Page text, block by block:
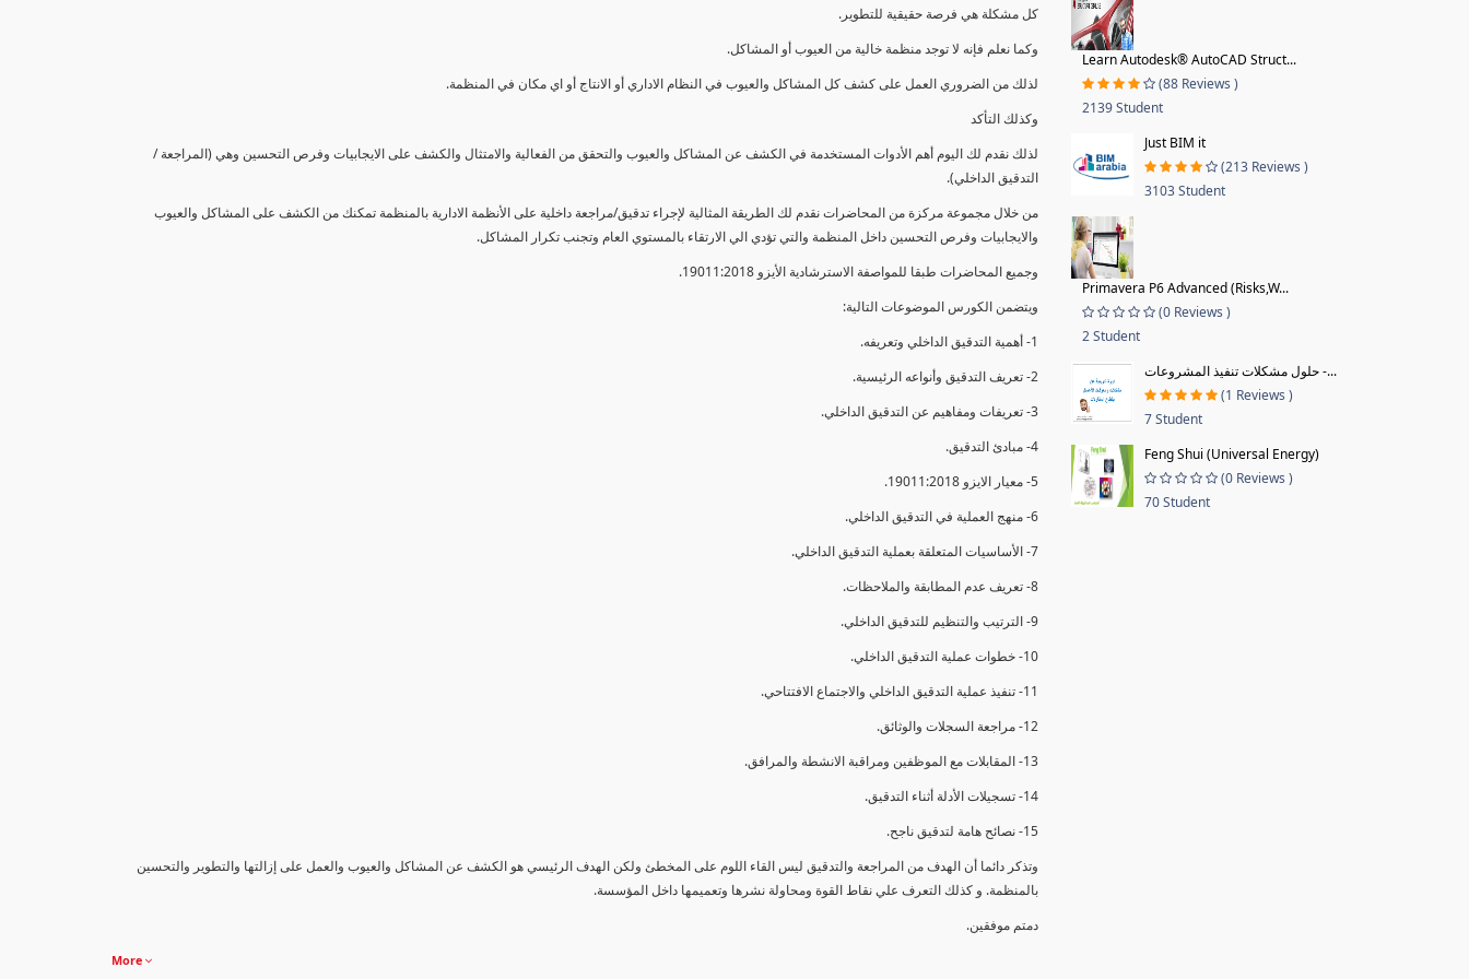
كل مشكلة هي فرصة حقيقية للتطوير.
وكما نعلم فإنه لا توجد منظمة خالية من العيوب أو المشاكل.
لذلك من الضروري العمل على كشف كل المشاكل والعيوب في النظام الاداري أو الانتاج أو اي مكان في المنظمة.
وكذلك التأكد
لذلك نقدم لك اليوم أهم الأدوات المستخدمة في الكشف عن المشاكل والعيوب والتحقق من الفعالية والامتثال والكشف على الايجابيات وفرص التحسين وهي (المراجعة /
التدقيق الداخلي).
من خلال مجموعة مركزة من المحاضرات نقدم لك الطريقة المثالية لإجراء تدقيق/مراجعة داخلية على الأنظمة الادارية بالمنظمة تمكنك من الكشف على المشاكل والعيوب
والايجابيات وفرص التحسين داخل المنظمة والتي تؤدي الي الارتقاء بالمستوي العام وتجنب تكرار المشاكل.
وجميع المحاضرات طبقا للمواصفة الاسترشادية الأيزو 19011:2018.
ويتضمن الكورس الموضوعات التالية:
1- أهمية التدقيق الداخلي وتعريفه.
2- تعريف التدقيق وأنواعه الرئيسية.
3- تعريفات ومفاهيم عن التدقيق الداخلي.
4- مبادئ التدقيق.
5- معيار الايزو 19011:2018.
6- منهج العملية في التدقيق الداخلي.
7- الأساسيات المتعلقة بعملية التدقيق الداخلي.
8- تعريف عدم المطابقة والملاحظات.
9- الترتيب والتنظيم للتدقيق الداخلي.
10- خطوات عملية التدقيق الداخلي.
11- تنفيذ عملية التدقيق الداخلي والاجتماع الافتتاحي.
12- مراجعة السجلات والوثائق.
13- المقابلات مع الموظفين ومراقبة الانشطة والمرافق.
14- تسجيلات الأدلة أثناء التدقيق.
15- نصائح هامة لتدقيق ناجح.
وتذكر دائما أن الهدف من المراجعة والتدقيق ليس القاء اللوم على المخطئ ولكن الهدف الرئيسي هو الكشف عن المشاكل والعيوب والعمل على إزالتها والتطوير والتحسين
بالمنظمة. و كذلك التعرف علي نقاط القوة ومحاولة نشرها وتعميمها داخل المؤسسة.
دمتم موفقين.
More
Learn Autodesk® AutoCAD Struct...
(88 Reviews )
2139 Student
Just BIM it
(213 Reviews )
3103 Student
Primavera P6 Advanced (Risks,W...
(0 Reviews )
2 Student
حلول مشكلات تنفيذ المشروعات -...
(1 Reviews )
7 Student
Feng Shui (Universal Energy)
(0 Reviews )
70 Student